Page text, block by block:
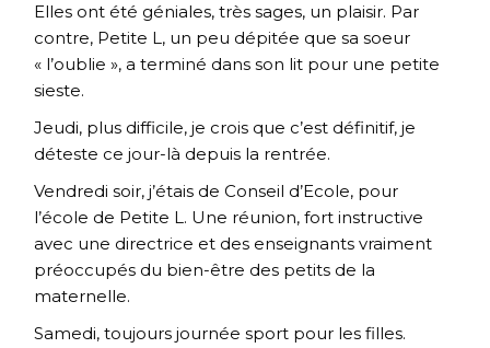
Elles ont été géniales, très sages, un plaisir. Par
contre, Petite L, un peu dépitée que sa soeur
« l’oublie », a terminé dans son lit pour une petite
sieste.
Jeudi, plus difficile, je crois que c’est définitif, je
déteste ce jour-là depuis la rentrée.
Vendredi soir, j’étais de Conseil d’Ecole, pour
l’école de Petite L. Une réunion, fort instructive
avec une directrice et des enseignants vraiment
préoccupés du bien-être des petits de la
maternelle.
Samedi, toujours journée sport pour les filles.